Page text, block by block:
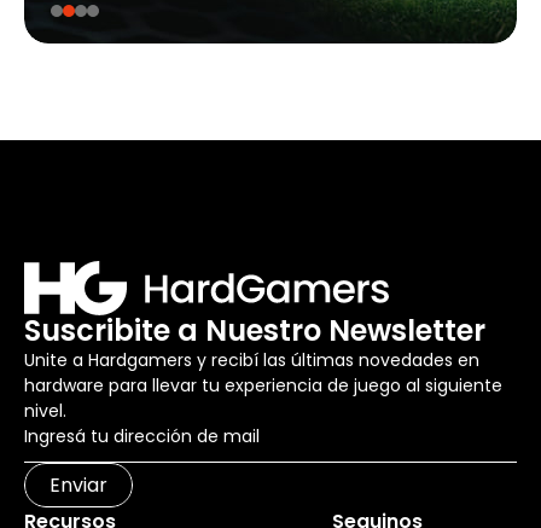
Suscribite a Nuestro Newsletter
Unite a Hardgamers y recibí las últimas novedades en
hardware para llevar tu experiencia de juego al siguiente
nivel.
Enviar
Recursos
Seguinos